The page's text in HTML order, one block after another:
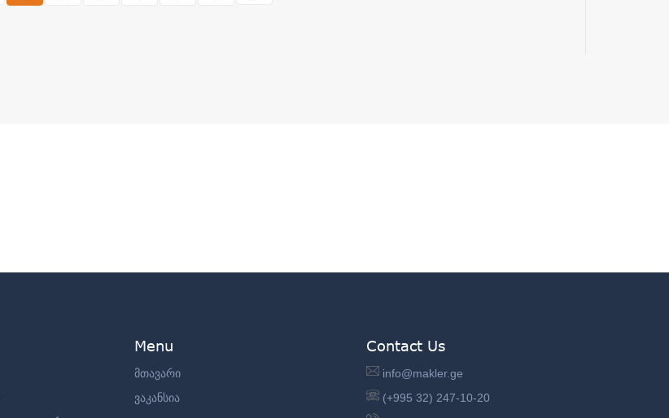
Menu
მთავარი
ვაკანსია
Contact Us
info@makler.ge
(+995 32) 247-10-20